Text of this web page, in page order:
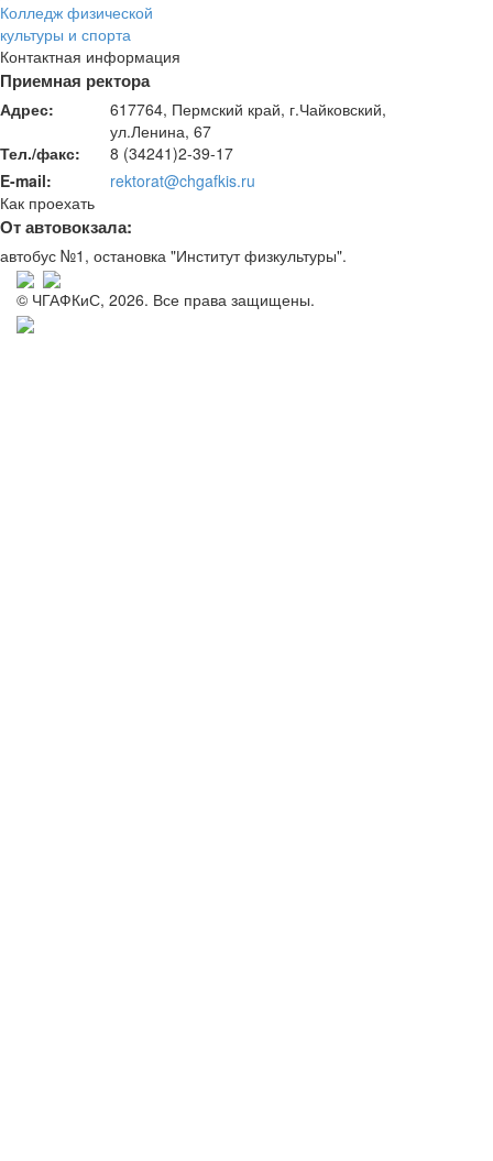
Колледж физической
культуры и спорта
Контактная информация
Приемная ректора
Адрес:
617764, Пермский край, г.Чайковский,
ул.Ленина, 67
Тел./факс:
8 (34241)2-39-17
E-mail:
rektorat@chgafkis.ru
Как проехать
От автовокзала:
автобус №1, остановка "Институт физкультуры".
© ЧГАФКиС, 2026. Все права защищены.